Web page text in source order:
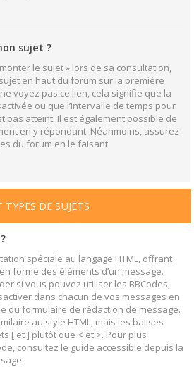
sujet ?
le sujet » lors de sa consultation,
en haut du forum sur la première
voyez pas ce lien, cela signifie que la
ou que l’intervalle de temps pour
pas atteint. Il est également possible de
en y répondant. Néanmoins, assurez-
du forum en le faisant.
DE SUJETS
spéciale au langage HTML, offrant
forme des éléments d’un message.
si vous pouvez utiliser les BBCodes,
dans chacun de vos messages en
du formulaire de rédaction de message.
au style HTML, mais les balises
[ et ] plutôt que < et >. Pour plus
consultez le guide accessible depuis la